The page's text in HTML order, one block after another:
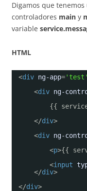
Digamos que
controladores main y
variable
HTML
<div ng-app='test'
<div ng-
{{
</div>
<div ng-
<p>{{
<input
</div>
</div>